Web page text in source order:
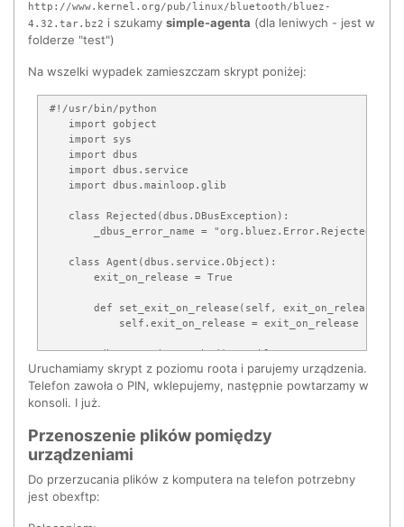
http://www.kernel.org/pub/linux/bluetooth/bluez-
4.32.tar.bz2 i szukamy simple-agenta (dla leniwych - jest w
folderze "test")
Na wszelki wypadek zamieszczam skrypt poniżej:
#!/usr/bin/python
    import gobject
    import sys
    import dbus
    import dbus.service
    import dbus.mainloop.glib
    class Rejected(dbus.DBusException):
        _dbus_error_name = "org.bluez.Error.Rejected"
    class Agent(dbus.service.Object):
        exit_on_release = True
        def set_exit_on_release(self, exit_on_release):
            self.exit_on_release = exit_on_release
        @dbus.service.method("org.bluez.Agent",
in_signature="",
        def Release(self):
            print "Release"
                mainloop.quit()
        @dbus.service.method("org.bluez.Agent",
in_signature="os",
        def Authorize(self, device, uuid):
            print "Authorize (%s, %s)" % (device, uuid)
Uruchamiamy skrypt z poziomu roota i parujemy urządzenia.
Telefon zawoła o PIN, wklepujemy, następnie powtarzamy w
konsoli. I już.
Przenoszenie plików pomiędzy
urządzeniami
Do przerzucania plików z komputera na telefon potrzebny
jest obexftp: